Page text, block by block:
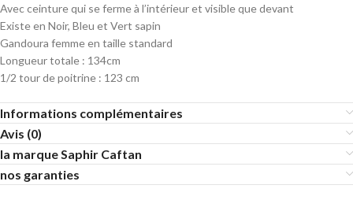
Avec ceinture qui se ferme à l’intérieur et visible que devant
Existe en Noir, Bleu et Vert sapin
Gandoura femme en taille standard
Longueur totale : 134cm
1/2 tour de poitrine : 123 cm
Informations complémentaires
Avis (0)
la marque Saphir Caftan
nos garanties